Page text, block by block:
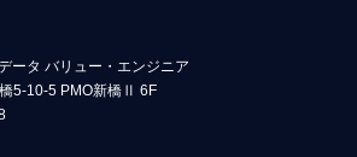
ータ バリュー・エンジニア
5-10-5 PMO新橋Ⅱ 6F